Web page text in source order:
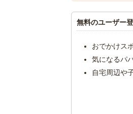
無料のユーザー
おでかけス
気になるパ
自宅周辺や